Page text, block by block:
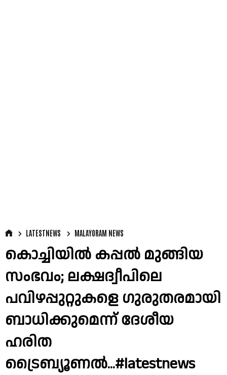
LATESTNEWS MALAYORAM NEWS
കൊച്ചിയിൽ കപ്പൽ മുങ്ങിയ
സംഭവം; ലക്ഷദ്വീപിലെ
പവിഴപ്പുറ്റുകളെ ഗുരുതരമായി
ബാധിക്കുമെന്ന് ദേശീയ
ഹരിത
ട്രൈബ്യൂണൽ...#latestnews